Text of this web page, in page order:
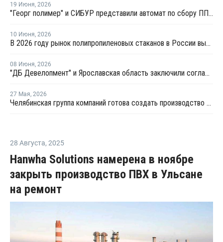
19 Июня, 2026
"Георг полимер" и СИБУР представили автомат по сбору ПП-тары для переработки
10 Июня, 2026
В 2026 году рынок полипропиленовых стаканов в России вырастет на 20–22%
08 Июня, 2026
"ДБ Девелопмент" и Ярославская область заключили соглашение по проекту завода полипропилена
27 Мая, 2026
Челябинская группа компаний готова создать производство компаундов для полимеров в Татарстане
28 Августа, 2025
Hanwha Solutions намерена в ноябре
закрыть производство ПВХ в Ульсане
на ремонт